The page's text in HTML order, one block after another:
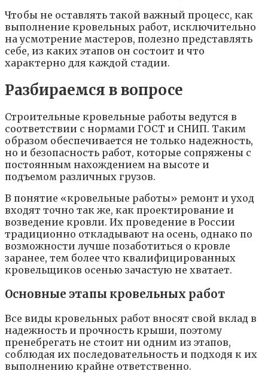
Чтобы не оставлять такой важный процесс, как
выполнение кровельных работ, исключительно
на усмотрение мастеров, полезно представлять
себе, из каких этапов он состоит и что
характерно для каждой стадии.
Разбираемся в вопросе
Строительные кровельные работы ведутся в
соответствии с нормами ГОСТ и СНИП. Таким
образом обеспечивается не только надежность,
но и безопасность работ, которые сопряжены с
постоянным нахождением на высоте и
подъемом различных грузов.
В понятие «кровельные работы» ремонт и уход
входят точно так же, как проектирование и
возведение кровли. Их проведение в России
традиционно откладывают на осень, однако по
возможности лучше позаботиться о кровле
заранее, тем более что квалифицированных
кровельщиков осенью зачастую не хватает.
Основные этапы кровельных работ
Все виды кровельных работ вносят свой вклад в
надежность и прочность крыши, поэтому
пренебрегать не стоит ни одним из этапов,
соблюдая их последовательность и подходя к их
выполнению крайне ответственно.